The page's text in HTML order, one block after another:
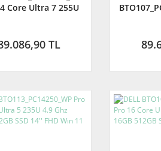
Core Ultra 7 255U
TL